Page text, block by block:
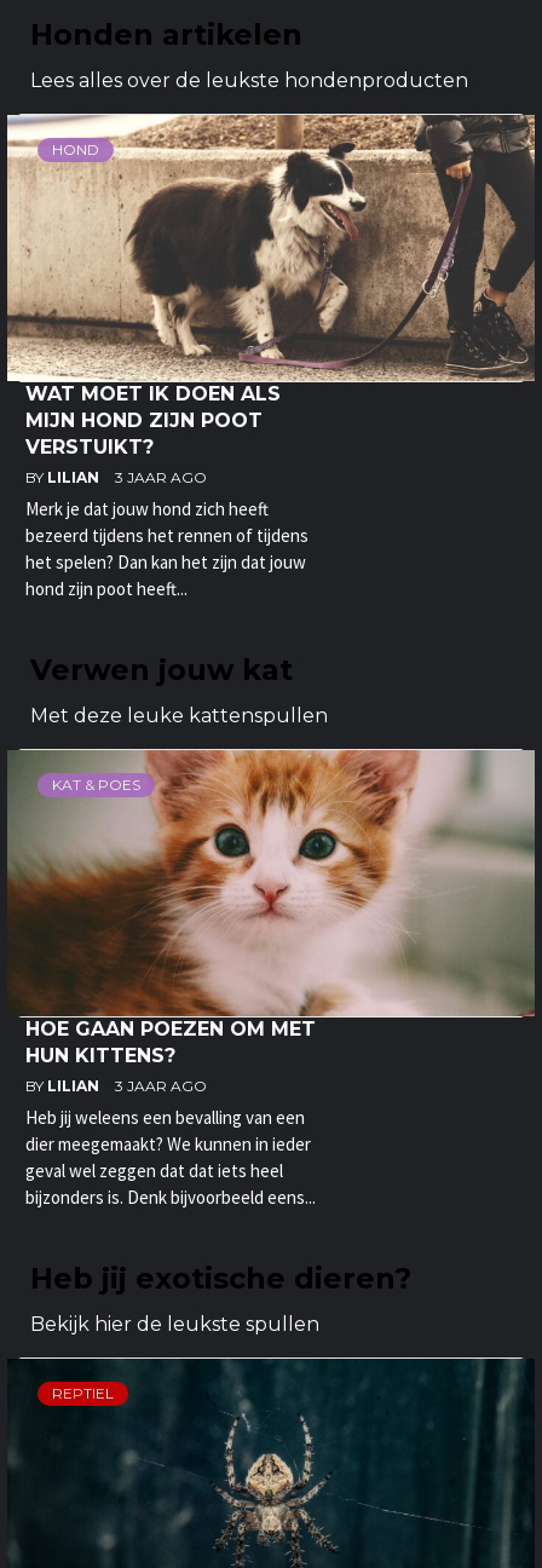
Honden artikelen
Lees alles over de leukste hondenproducten
HOND
WAT MOET IK DOEN ALS
MIJN HOND ZIJN POOT
VERSTUIKT?
BY LILIAN 3 JAAR AGO
Merk je dat jouw hond zich heeft
bezeerd tijdens het rennen of tijdens
het spelen? Dan kan het zijn dat jouw
hond zijn poot heeft...
Verwen jouw kat
Met deze leuke kattenspullen
KAT & POES
HOE GAAN POEZEN OM MET
HUN KITTENS?
BY LILIAN 3 JAAR AGO
Heb jij weleens een bevalling van een
dier meegemaakt? We kunnen in ieder
geval wel zeggen dat dat iets heel
bijzonders is. Denk bijvoorbeeld eens...
Heb jij exotische dieren?
Bekijk hier de leukste spullen
REPTIEL